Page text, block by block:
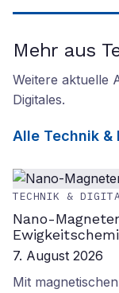
Mehr aus
Weitere aktuelle
Digitales.
Alle Technik &
TECHNIK &
Nano-
7. August 2026
Mit